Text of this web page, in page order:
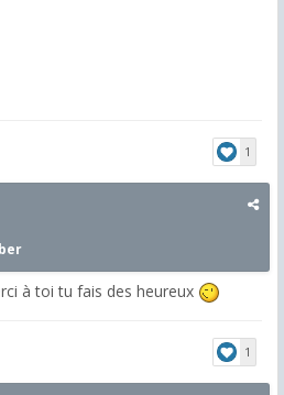
1
à toi tu fais des heureux
1